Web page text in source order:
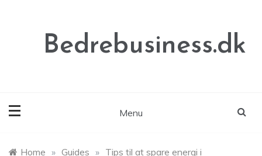
Bedrebusiness.dk
Menu
Home » Guides » Tips til at spare energi i